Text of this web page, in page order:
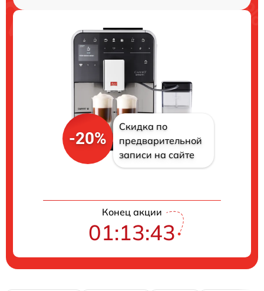
-20%
Скидка по
предварительной
записи на сайте
Конец акции
01:13:42